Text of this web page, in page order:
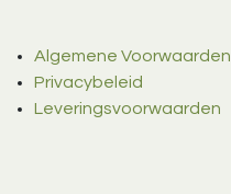
Algemene Voorwaarden
Privacybeleid
Leveringsvoorwaarden